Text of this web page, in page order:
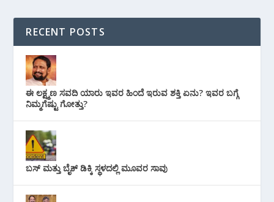
RECENT POSTS
ಈ ಲಕ್ಷ್ಮಣ ಸವದಿ ಯಾರು ಇವರ ಹಿಂದೆ ಇರುವ ಶಕ್ತಿ ಏನು? ಇವರ ಬಗ್ಗೆ
ನಿಮ್ಮಗೆಷ್ಟು ಗೋತ್ತು?
ಬಸ್ ಮತ್ತು ಬೈಕ್ ಡಿಕ್ಕಿ ಸ್ಥಳದಲ್ಲಿ ಮೂವರ ಸಾವು